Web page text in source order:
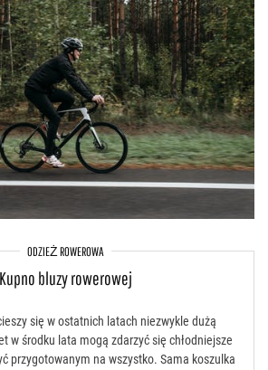
ODZIEŻ ROWEROWA
Kupno bluzy rowerowej
się w ostatnich latach niezwykle dużą
w środku lata mogą zdarzyć się chłodniejsze
przygotowanym na wszystko. Sama koszulka